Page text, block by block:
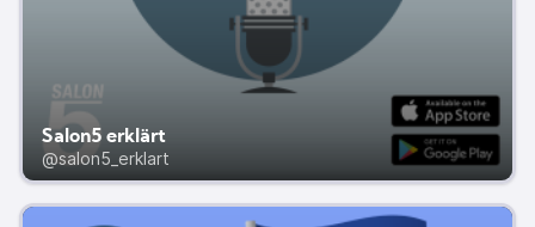
Salon5 erklärt
@salon5_erklart